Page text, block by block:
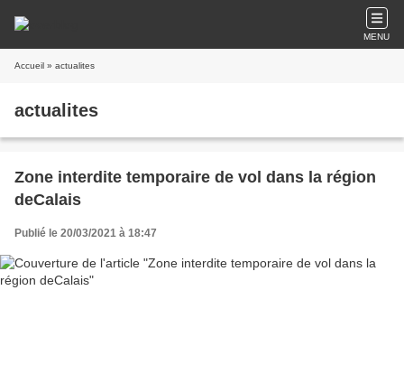
MENU
Accueil » actualites
actualites
Zone interdite temporaire de vol dans la région
deCalais
Publié le 20/03/2021 à 18:47